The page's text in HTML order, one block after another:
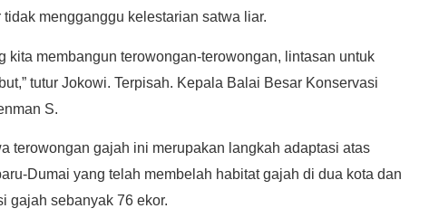
mengganggu kelestarian satwa liar.
kita membangun terowongan-terowongan, lintasan untuk
tutur Jokowi. Terpisah. Kepala Balai Besar Konservasi
S.
terowongan gajah ini merupakan langkah adaptasi atas
Dumai yang telah membelah habitat gajah di dua kota dan
gajah sebanyak 76 ekor.